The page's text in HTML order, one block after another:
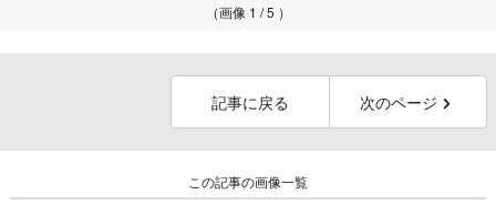
（画像 1 / 5 ）
記事に戻る 次のページ
この記事の画像一覧